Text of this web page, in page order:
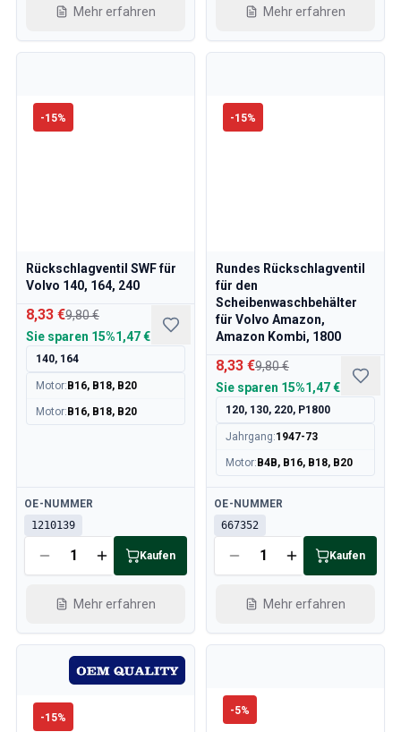
Mehr erfahren Mehr erfahren
-15%
Rückschlagventil SWF für
Volvo 140, 164, 240
8,33 €9,80 €
Sie sparen 15%1,47 €
140, 164
Motor: B16, B18, B20
Motor: B16, B18, B20
Verfügbar
OE-NUMMER
1210139
Kaufen
Mehr erfahren
-15%
Rundes Rückschlagventil
für den
Scheibenwaschbehälter
für Volvo Amazon,
Amazon Kombi, 1800
8,33 €9,80 €
Sie sparen 15%1,47 €
120, 130, 220, P1800
Jahrgang:1947-73
Motor: B4B, B16, B18, B20
Verfügbar
OE-NUMMER
667352
Kaufen
Mehr erfahren
-15%
-5%